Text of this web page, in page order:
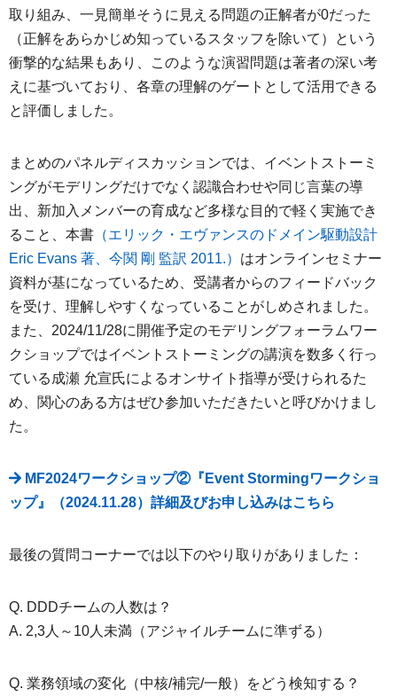
取り組み、一見簡単そうに見える問題の正解者が0だった
（正解をあらかじめ知っているスタッフを除いて）という
衝撃的な結果もあり、このような演習問題は著者の深い考
えに基づいており、各章の理解のゲートとして活用できる
と評価しました。
まとめのパネルディスカッションでは、イベントストーミ
ングがモデリングだけでなく認識合わせや同じ言葉の導
出、新加入メンバーの育成など多様な目的で軽く実施でき
ること、本書 （エリック・エヴァンスのドメイン駆動設計
Eric Evans 著、今関 剛 監訳 2011.） はオンラインセミナー
資料が基になっているため、受講者からのフィードバック
を受け、理解しやすくなっていることがしめされました。
また、2024/11/28に開催予定のモデリングフォーラムワー
クショップではイベントストーミングの講演を数多く行っ
ている成瀬 允宣氏によるオンサイト指導が受けられるた
め、関心のある方はぜひ参加いただきたいと呼びかけまし
た。
MF2024ワークショップ②『Event Stormingワークショ
ップ』（2024.11.28）詳細及びお申し込みはこちら
最後の質問コーナーでは以下のやり取りがありました：
Q. DDDチームの人数は？
A. 2,3人～10人未満（アジャイルチームに準ずる）
Q. 業務領域の変化（中核/補完/一般）をどう検知する？